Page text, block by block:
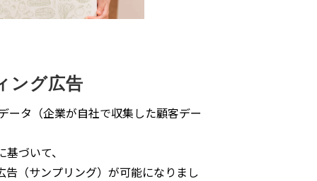
ング​広告
ータ​（企業が​自社で​収集した​顧客デー
づいて、
（サンプリング）が​可能に​なりまし